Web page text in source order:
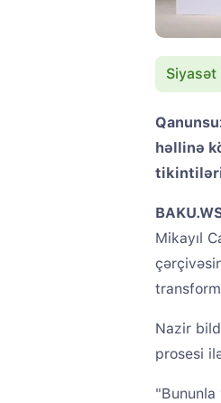
Siyasət
həllinə
tikintiləri
Mikayıl
Nazir
prosesi
"Bununla